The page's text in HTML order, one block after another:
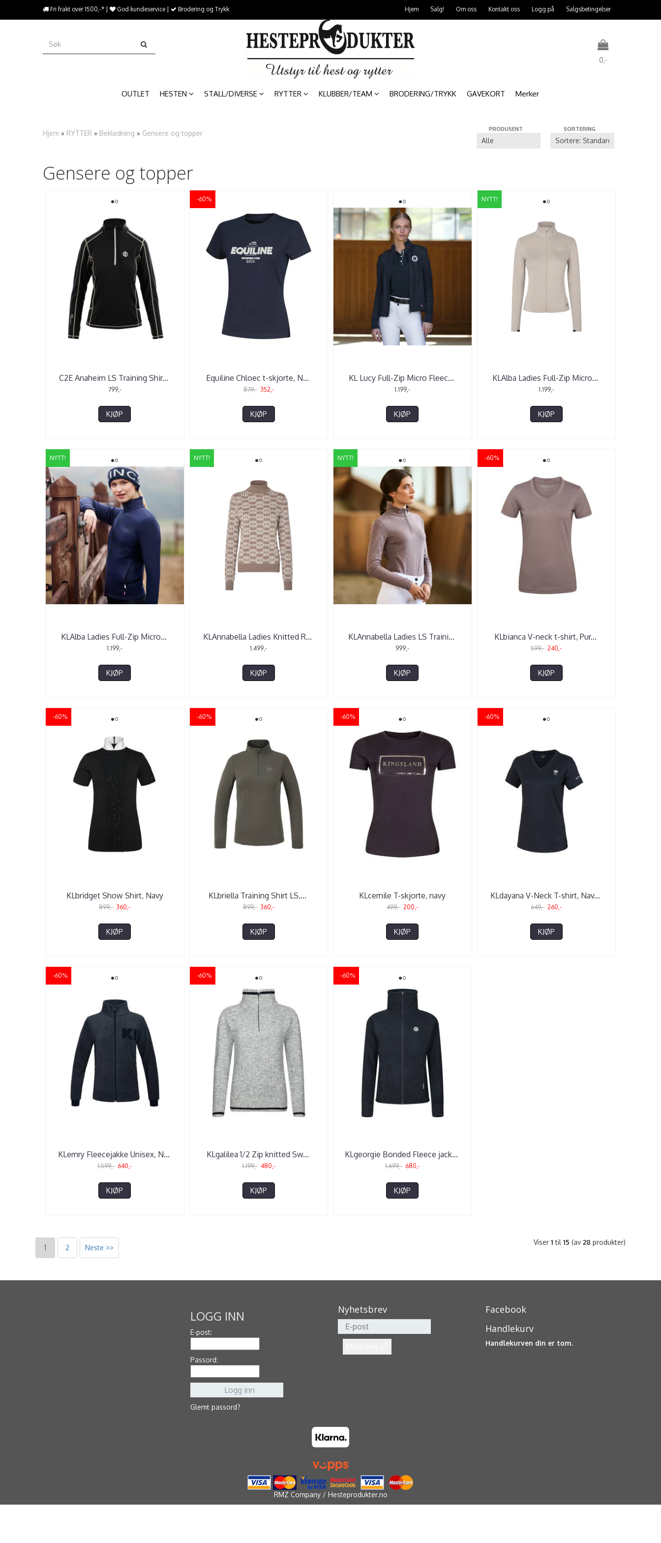
{/literal}����������
Fri frakt over 1500,-* | God kundeservice | Brodering og Trykk Hjem Salg! Om oss Kontakt oss Logg på Salgsbetingelser
0,-
OUTLET HESTEN STALL/DIVERSE RYTTER KLUBBER/TEAM BRODERING/TRYKK GAVEKORT Merker
Hjem » RYTTER » Bekledning » Gensere og topper PRODUSENT SORTERING
Gensere og topper
C2E Anaheim LS Training Shir...
799,-
KJØP
-60%
Equiline Chloec t-skjorte, N...
879,- 352,-
KJØP
KL Lucy Full-Zip Micro Fleec...
1.199,-
KJØP
NYTT!
KLAlba Ladies Full-Zip Micro...
1.199,-
KJØP
NYTT!
KLAlba Ladies Full-Zip Micro...
1.199,-
KJØP
NYTT!
KLAnnabella Ladies Knitted R...
1.499,-
KJØP
NYTT!
KLAnnabella Ladies LS Traini...
999,-
KJØP
-60%
KLbianca V-neck t-shirt, Pur...
599,- 240,-
KJØP
-60%
KLbridget Show Shirt, Navy
899,- 360,-
KJØP
-60%
KLbriella Training Shirt LS,...
899,- 360,-
KJØP
-60%
KLcemile T-skjorte, navy
499,- 200,-
KJØP
-60%
KLdayana V-Neck T-shirt, Nav...
649,- 260,-
KJØP
-60%
KLemry Fleecejakke Unisex, N...
1.599,- 640,-
KJØP
-60%
KLgalilea 1/2 Zip knitted Sw...
1.199,- 480,-
KJØP
-60%
KLgeorgie Bonded Fleece jack...
1.699,- 680,-
KJØP
1 2 Neste >>
Viser 1 til 15 (av 28 produkter)
LOGG INN
E-post:
Passord:
Glemt passord?
Nyhetsbrev
Facebook
Handlekurv
Handlekurven din er tom.
RMZ Company / Hesteprodukter.no
Trykk ENTER for å søke